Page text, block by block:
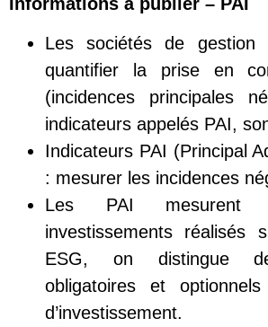
Les sociétés de gestion
quantifier la prise en
(incidences principales
indicateurs appelés PAI,
Indicateurs PAI (Principal
: mesurer les incidences
Les PAI mesurent
investissements réalisés
ESG, on distingue
obligatoires et
d’investissement.